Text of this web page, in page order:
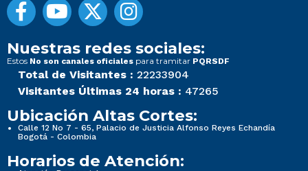
Nuestras redes sociales:
Estos No son canales oficiales para tramitar PQRSDF
Total de Visitantes : 22233904
Visitantes Últimas 24 horas : 47265
Ubicación Altas Cortes:
Calle 12 No 7 - 65, Palacio de Justicia Alfonso Reyes Echandía
Bogotá - Colombia
Horarios de Atención: